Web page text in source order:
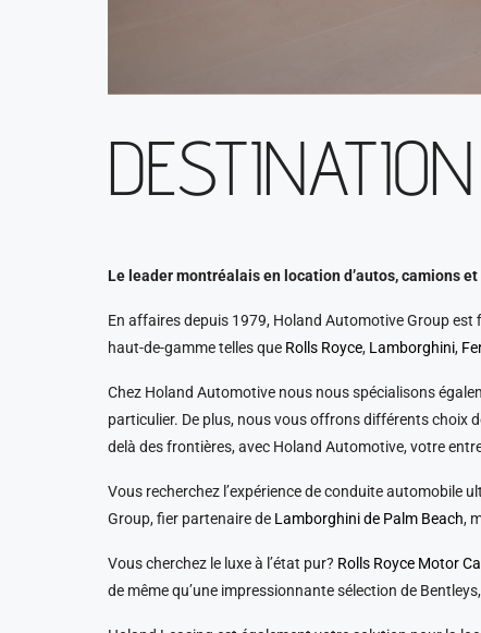
Le leader montréalais en location d’autos, camions
En affaires depuis 1979, Holand Automotive Group
haut-de-gamme telles que Rolls Royce, Lamborghini,
Chez Holand Automotive nous nous spécialisons
particulier. De plus, nous vous offrons différents choix
delà des frontières, avec Holand Automotive, votre
Vous recherchez l’expérience de conduite automobile
Group, fier partenaire de Lamborghini de Palm Beach,
Vous cherchez le luxe à l’état pur? Rolls Royce Motor
de même qu’une impressionnante sélection de